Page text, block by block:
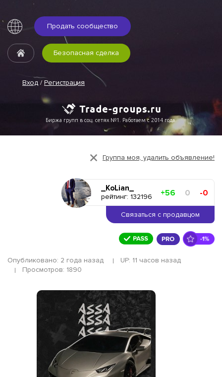
Продать сообщество
Вход / Регистрация
Безопасная сделка
Биржа групп в соц. сетях №1. Работаем с 2014 года.
Группа моя, удалить объявление!
_KoLian_
рейтинг: 132196 +56 0 -0
Связаться с продавцом
Опубликовано: 2 года назад
UP: 11 часов назад
Просмотров: 1890